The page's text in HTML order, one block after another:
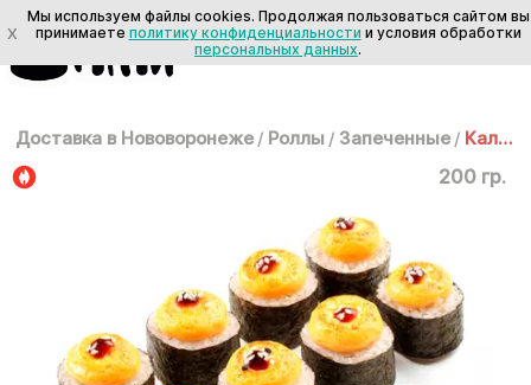
Доставка в Нововоронеже / Роллы / Запеченные / Кальмар Хот
200 гр.
X
Мы используем файлы cookies. Продолжая пользоваться сайтом вы
принимаете политику конфиденциальности и условия обработки
персональных данных.